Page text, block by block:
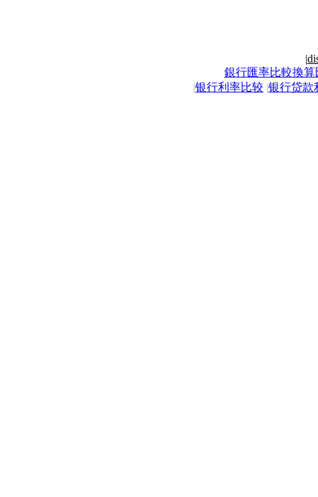
|
銀行匯率比較換算
|银行利率比较 |银行贷款